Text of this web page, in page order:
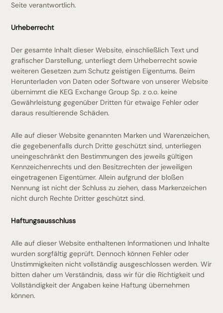
Seite verantwortlich.
Urheberrecht
Der gesamte Inhalt dieser Website, einschließlich Text und
grafischer Darstellung, unterliegt dem Urheberrecht sowie
weiteren Gesetzen zum Schutz geistigen Eigentums. Beim
Herunterladen von Daten oder Software von unserer Website
übernimmt die KEG Exchange Group Sp. z o.o. keine
Gewährleistung gegenüber Dritten für etwaige Fehler oder
daraus resultierende Schäden.
Alle auf dieser Website genannten Marken und Warenzeichen,
die gegebenenfalls durch Dritte geschützt sind, unterliegen
uneingeschränkt den Bestimmungen des jeweils gültigen
Kennzeichenrechts und den Besitzrechten der jeweiligen
eingetragenen Eigentümer. Allein aufgrund der bloßen
Nennung ist nicht der Schluss zu ziehen, dass Markenzeichen
nicht durch Rechte Dritter geschützt sind.
Haftungsausschluss
Alle auf dieser Website enthaltenen Informationen und Inhalte
wurden sorgfältig geprüft. Dennoch können Fehler oder
Unstimmigkeiten nicht vollständig ausgeschlossen werden. Wir
bitten daher um Verständnis, dass wir für die Richtigkeit und
Vollständigkeit der Angaben keine Haftung übernehmen
können.